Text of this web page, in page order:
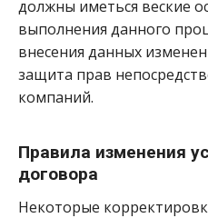
должны иметься веские
выполнения данного
внесения данных
защита прав
компаний.
Правила изменения
договора
Некоторые